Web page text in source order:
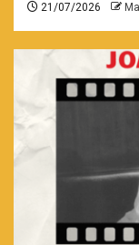
21/07/2026